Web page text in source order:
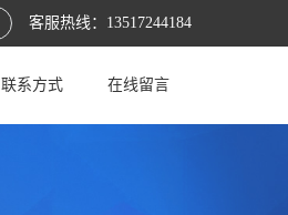
客服热线： 13517244184
联系方式 在线留言